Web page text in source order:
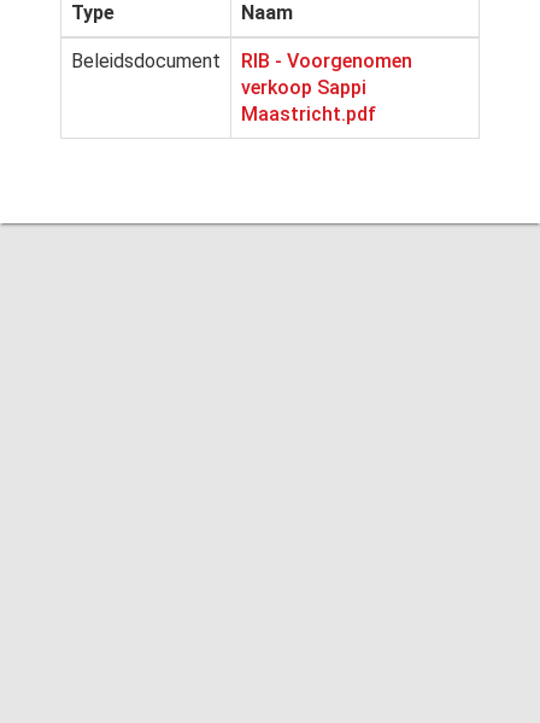
Type Naam
Beleidsdocument
RIB - Voorgenomen
verkoop Sappi
Maastricht.pdf